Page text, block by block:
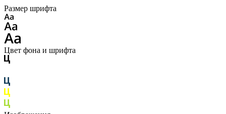
Размер шрифта
Цвет фона и шрифта